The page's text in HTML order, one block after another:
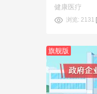
健康医疗
浏览: 2131
旗舰版